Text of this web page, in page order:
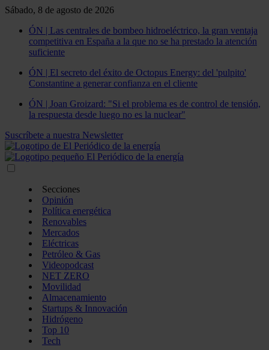
Sábado, 8 de agosto de 2026
ÓN | Las centrales de bombeo hidroeléctrico, la gran ventaja
competitiva en España a la que no se ha prestado la atención
suficiente
ÓN | El secreto del éxito de Octopus Energy: del 'pulpito'
Constantine a generar confianza en el cliente
ÓN | Joan Groizard: "Si el problema es de control de tensión,
la respuesta desde luego no es la nuclear"
Suscríbete a nuestra Newsletter
Secciones
Opinión
Política energética
Renovables
Mercados
Eléctricas
Petróleo & Gas
Videopodcast
NET ZERO
Movilidad
Almacenamiento
Startups & Innovación
Hidrógeno
Top 10
Tech